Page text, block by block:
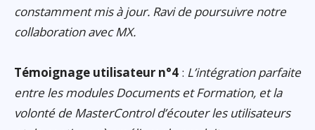
constamment mis à jour. Ravi de poursuivre notre
collaboration avec MX.
Témoignage utilisateur n°4 : L’intégration parfaite
entre les modules Documents et Formation, et la
volonté de MasterControl d’écouter les utilisateurs